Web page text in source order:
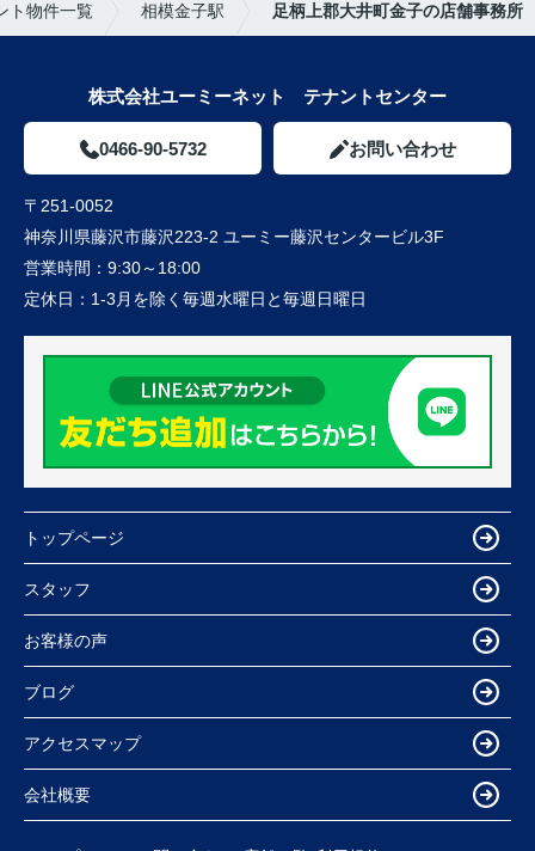
ト物件一覧 相模金子駅 足柄上郡大井町金子の店舗事務所
株式会社ユーミーネット テナントセンター
0466-90-5732 お問い合わせ
〒251-0052
神奈川県藤沢市藤沢223-2 ユーミー藤沢センタービル3F
営業時間： 9:30～18:00
定休日： 1-3月を除く毎週水曜日と毎週日曜日
トップページ
スタッフ
お客様の声
ブログ
アクセスマップ
会社概要